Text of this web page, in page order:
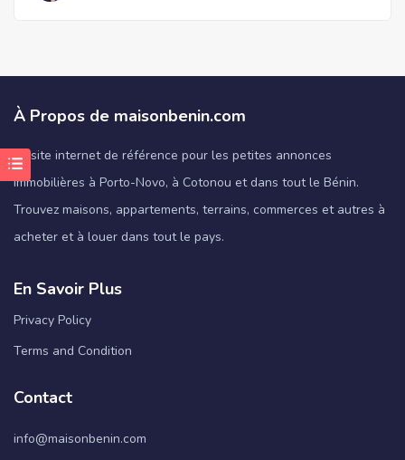
À Propos de maisonbenin.com
Le site internet de référence pour les petites annonces
immobilières à Porto-Novo, à Cotonou et dans tout le Bénin.
Trouvez maisons, appartements, terrains, commerces et autres à
acheter et à louer dans tout le pays.
En Savoir Plus
Privacy Policy
Terms and Condition
Contact
info@maisonbenin.com